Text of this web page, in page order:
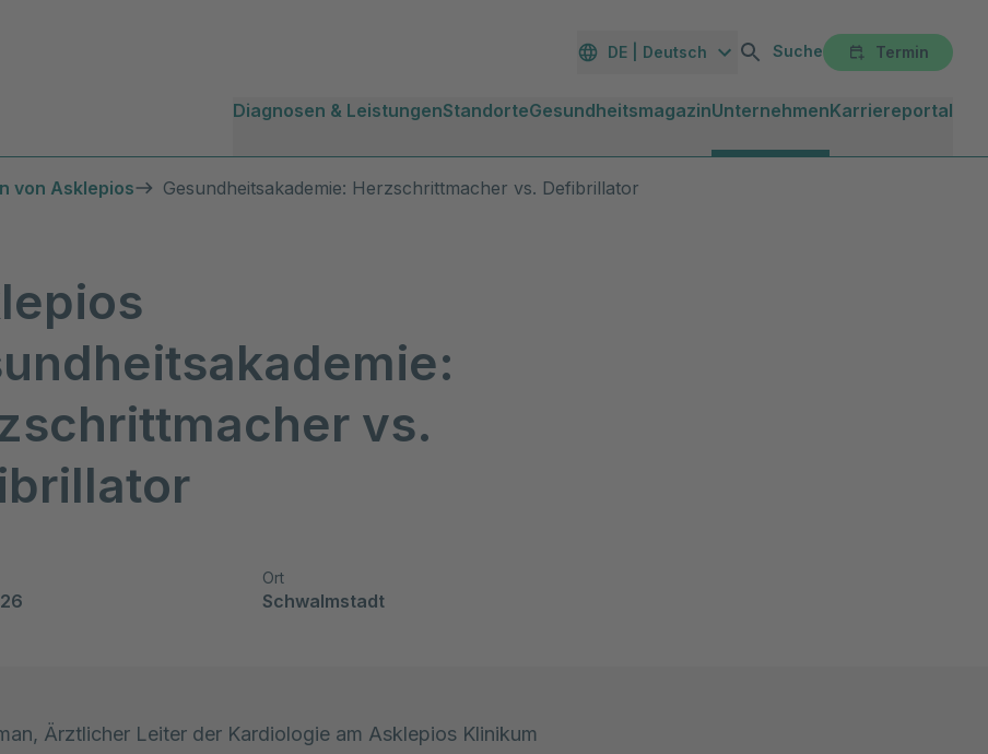
DE | Deutsch Suche Termin
Diagnosen & LeistungenStandorteGesundheitsmagazinUnternehmenKarriereportal
von Asklepios Gesundheitsakademie: Herzschrittmacher vs. Defibrillator
vs.
Ort
Schwalmstadt
Ärztlicher Leiter der Kardiologie am Asklepios Klinikum